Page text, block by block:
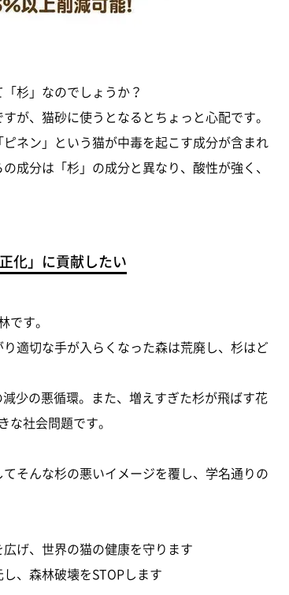
杉」なのでしょうか？
が、猫砂に使うとなるとちょっと心配です。
ネン」という猫が中毒を起こす成分が含まれ
成分は「杉」の成分と異なり、酸性が強く、
化」に貢献したい
す。
適切な手が入らくなった森は荒廃し、杉はど
少の悪循環。また、増えすぎた杉が飛ばす花
社会問題です。
そんな杉の悪いイメージを覆し、学名通りの
げ、世界の猫の健康を守ります
、森林破壊をSTOPします